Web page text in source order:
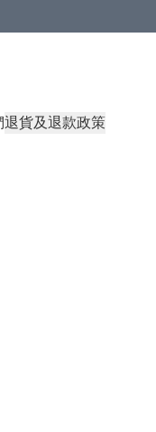
退貨及退款政策